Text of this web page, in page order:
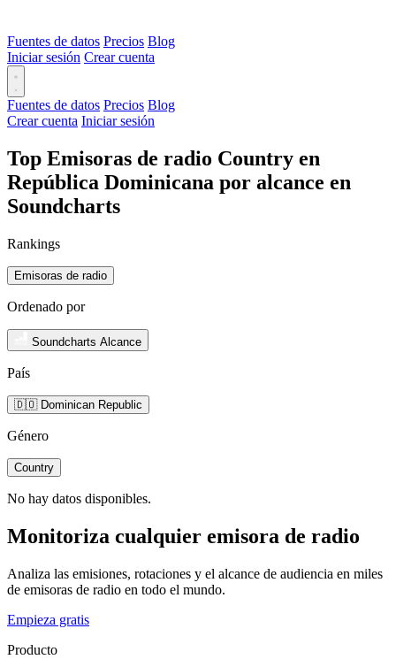
Fuentes de datos Precios Blog
Iniciar sesión Crear cuenta
Fuentes de datos Precios Blog
Crear cuenta Iniciar sesión
Top Emisoras de radio Country en
República Dominicana por alcance en
Soundcharts
Rankings
Emisoras de radio
Ordenado por
Soundcharts Alcance
País
🇩🇴 Dominican Republic
Género
Country
No hay datos disponibles.
Monitoriza cualquier emisora de radio
Analiza las emisiones, rotaciones y el alcance de audiencia en miles
de emisoras de radio en todo el mundo.
Empieza gratis
Producto